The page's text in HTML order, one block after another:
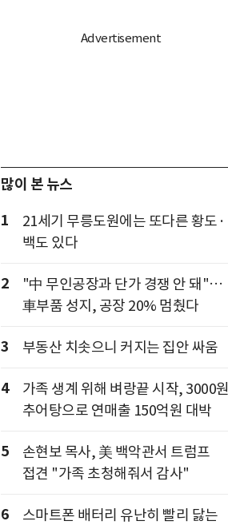
많이 본 뉴스
1
21세기 무릉도원에는 또다른 황도·
백도 있다
2
"中 무인공장과 단가 경쟁 안 돼"…
車부품 성지, 공장 20% 멈췄다
3 부동산 치솟으니 커지는 집안 싸움
4
가족 생계 위해 벼랑끝 시작, 3000원
추어탕으로 연매출 150억원 대박
5
손현보 목사, 美 백악관서 트럼프
접견 "가족 초청해줘서 감사"
6
스마트폰 배터리 유난히 빨리 닳는